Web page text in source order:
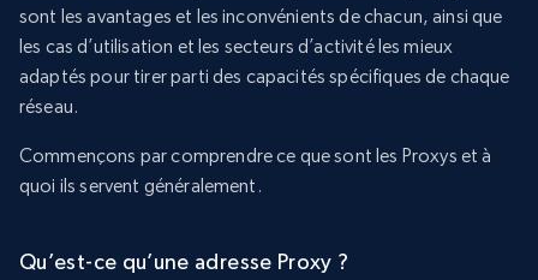
sont les avantages et les inconvénients de chacun, ainsi que
les cas d’utilisation et les secteurs d’activité les mieux
adaptés pour tirer parti des capacités spécifiques de chaque
réseau.
Commençons par comprendre ce que sont les Proxys et à
quoi ils servent généralement.
Qu’est-ce qu’une adresse Proxy ?